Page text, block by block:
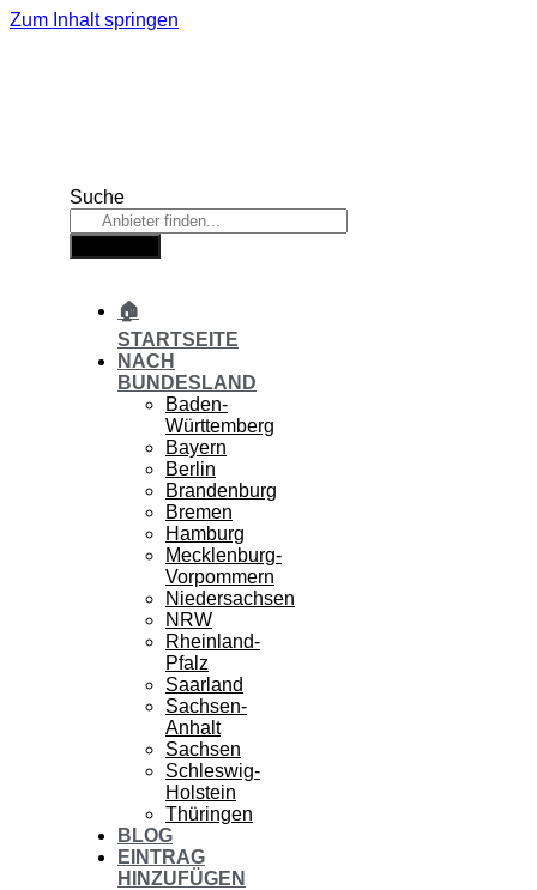
Zum Inhalt springen
Suche
🏠
STARTSEITE
NACH
BUNDESLAND
Baden-
Württemberg
Bayern
Berlin
Brandenburg
Bremen
Hamburg
Mecklenburg-
Vorpommern
Niedersachsen
NRW
Rheinland-
Pfalz
Saarland
Sachsen-
Anhalt
Sachsen
Schleswig-
Holstein
Thüringen
BLOG
EINTRAG
HINZUFÜGEN